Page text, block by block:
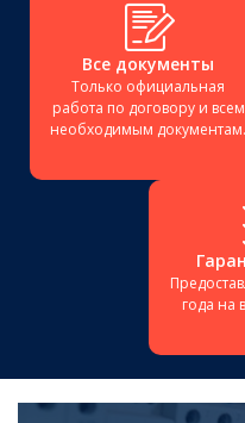
Все документы
Только официальная
работа по договору и всем
необходимым документам.
года на